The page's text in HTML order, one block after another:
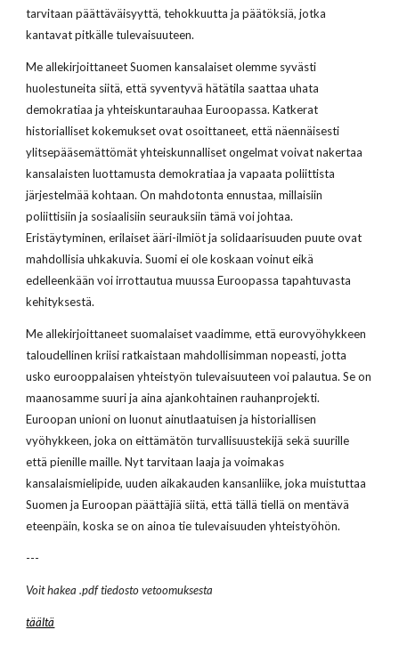
tarvitaan päättäväisyyttä, tehokkuutta ja päätöksiä, jotka
kantavat pitkälle tulevaisuuteen.
Me allekirjoittaneet Suomen kansalaiset olemme syvästi
huolestuneita siitä, että syventyvä hätätila saattaa uhata
demokratiaa ja yhteiskuntarauhaa Euroopassa. Katkerat
historialliset kokemukset ovat osoittaneet, että näennäisesti
ylitsepääsemättömät yhteiskunnalliset ongelmat voivat nakertaa
kansalaisten luottamusta demokratiaa ja vapaata poliittista
järjestelmää kohtaan. On mahdotonta ennustaa, millaisiin
poliittisiin ja sosiaalisiin seurauksiin tämä voi johtaa.
Eristäytyminen, erilaiset ääri-ilmiöt ja solidaarisuuden puute ovat
mahdollisia uhkakuvia. Suomi ei ole koskaan voinut eikä
edelleenkään voi irrottautua muussa Euroopassa tapahtuvasta
kehityksestä.
Me allekirjoittaneet suomalaiset vaadimme, että eurovyöhykkeen
taloudellinen kriisi ratkaistaan mahdollisimman nopeasti, jotta
usko eurooppalaisen yhteistyön tulevaisuuteen voi palautua. Se on
maanosamme suuri ja aina ajankohtainen rauhanprojekti.
Euroopan unioni on luonut ainutlaatuisen ja historiallisen
vyöhykkeen, joka on eittämätön turvallisuustekijä sekä suurille
että pienille maille. Nyt tarvitaan laaja ja voimakas
kansalaismielipide, uuden aikakauden kansanliike, joka muistuttaa
Suomen ja Euroopan päättäjiä siitä, että tällä tiellä on mentävä
eteenpäin, koska se on ainoa tie tulevaisuuden yhteistyöhön.
---
Voit hakea .pdf tiedosto vetoomuksesta
täältä